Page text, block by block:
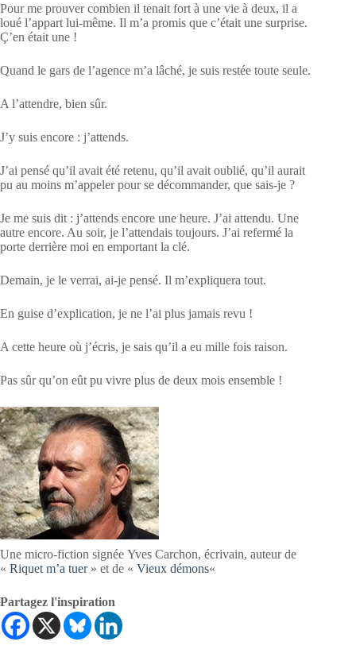
Pour me prouver combien il tenait fort à une vie à deux, il a
loué l’appart lui-même. Il m’a promis que c’était une surprise.
Ç’en était une !
Quand le gars de l’agence m’a lâché, je suis restée toute seule.
A l’attendre, bien sûr.
J’y suis encore : j’attends.
J’ai pensé qu’il avait été retenu, qu’il avait oublié, qu’il aurait
pu au moins m’appeler pour se décommander, que sais-je ?
Je me suis dit : j’attends encore une heure. J’ai attendu. Une
autre encore. Au soir, je l’attendais toujours. J’ai refermé la
porte derrière moi en emportant la clé.
Demain, je le verrai, ai-je pensé. Il m’expliquera tout.
En guise d’explication, je ne l’ai plus jamais revu !
A cette heure où j’écris, je sais qu’il a eu mille fois raison.
Pas sûr qu’on eût pu vivre plus de deux mois ensemble !
Une micro-fiction signée Yves Carchon, écrivain, auteur de
« Riquet m’a tuer» et de « Vieux démons«
Partagez l'inspiration